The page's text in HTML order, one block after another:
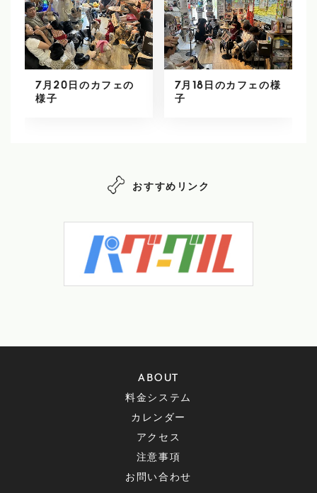
7月20日のカフェの
様子
7月18日のカフェの様
子
おすすめリンク
ABOUT
料金システム
カレンダー
アクセス
注意事項
お問い合わせ